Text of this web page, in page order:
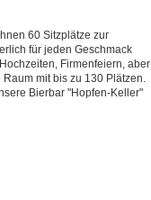
60 Sitzplätze zur
für jeden Geschmack
Firmenfeiern, aber
mit bis zu 130 Plätzen.
Bierbar "Hopfen-Keller"